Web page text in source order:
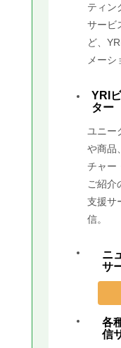
ティン
サービ
ど、
メーシ
YRI
ター
ユニー
や商品
チャー
ご紹介
支援サ
信。
ニ
サ
各
信